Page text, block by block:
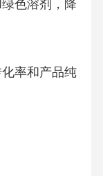
色溶剂，降
率和产品纯